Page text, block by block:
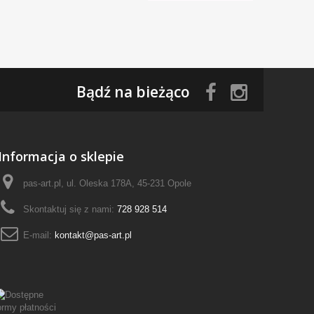
Bądź na bieżąco
Informacja o sklepie
pas-art.pl, ul. Oleska 178A, 45-231 Opole
Skontaktuj się z nami: 728 928 514
E-mail: kontakt@pas-art.pl